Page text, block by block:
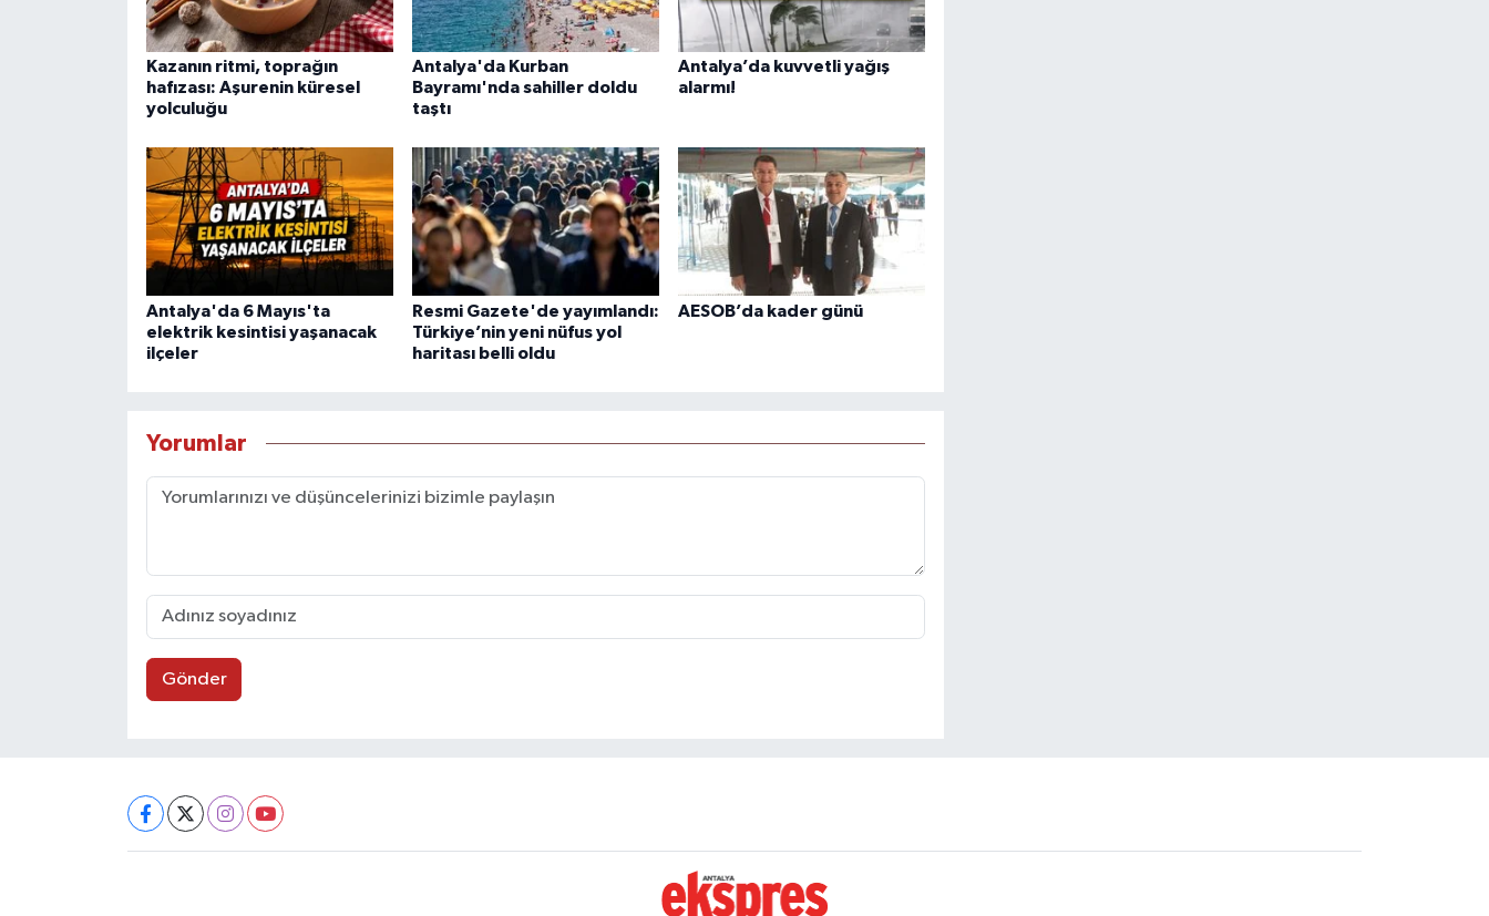
Kazanın ritmi, toprağın
hafızası: Aşurenin küresel
yolculuğu
Antalya'da Kurban
Bayramı'nda sahiller doldu
taştı
Antalya’da kuvvetli yağış
alarmı!
Antalya'da 6 Mayıs'ta
elektrik kesintisi yaşanacak
ilçeler
Resmi Gazete'de yayımlandı:
Türkiye’nin yeni nüfus yol
haritası belli oldu
AESOB’da kader günü
Yorumlar
Gönder